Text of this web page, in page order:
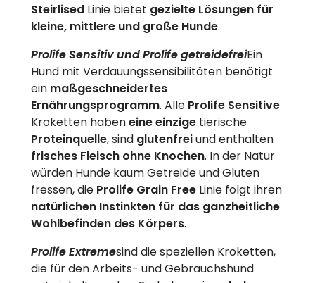
Steirlised Linie bietet gezielte Lösungen für
kleine, mittlere und große Hunde.
Prolife Sensitiv und Prolife getreidefreiEin
Hund mit Verdauungssensibilitäten benötigt
ein maßgeschneidertes
Ernährungsprogramm. Alle Prolife Sensitive
Kroketten habeneine einzige tierische
Proteinquelle, sind glutenfreiund enthalten
frisches Fleisch ohne Knochen. In der Natur
würden Hunde kaum Getreide und Gluten
fressen, die Prolife Grain Free Linie folgt ihren
natürlichen Instinkten für das ganzheitliche
Wohlbefinden des Körpers.
Prolife Extremesind die speziellen Kroketten,
die für den Arbeits- und Gebrauchshund